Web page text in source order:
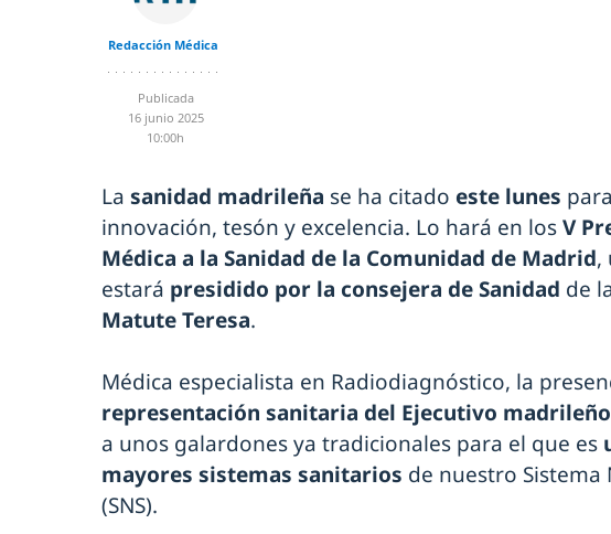
Redacción Médica
Publicada
16 junio 2025
10:00h
La sanidad madrileña se ha citado este lunes
innovación, tesón y excelencia. Lo hará en losV
Médica a la Sanidad de la Comunidad de Madrid,
estará presidido por la consejera de Sanidad de
Matute Teresa.
Médica especialista en Radiodiagnóstico, la
representación sanitaria del Ejecutivo madrileño
a unos galardones ya tradicionales para el que es
mayores sistemas sanitarios de nuestro Sistema
(SNS).